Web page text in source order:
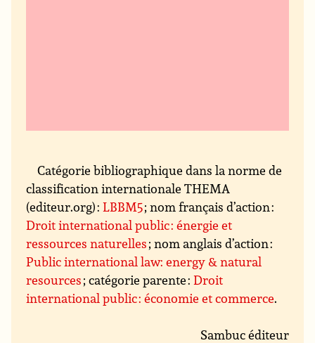
Catégorie bibliographique dans la norme de
classification internationale THEMA
(editeur.org) :LBBM5; nom français d’action :
Droit international public : énergie et
ressources naturelles; nom anglais d’action :
Public international law: energy & natural
resources; catégorie parente :Droit
international public : économie et commerce.
Sambuc éditeur